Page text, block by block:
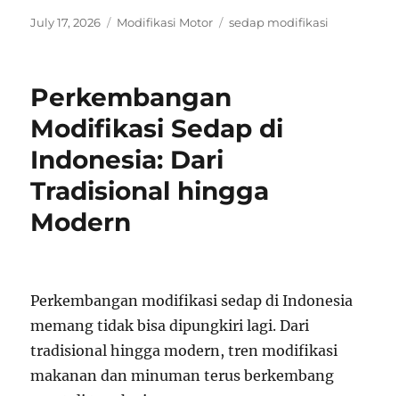
Posted
July 17, 2026 Categories
Modifikasi Motor Tags
sedap modifikasi
Perkembangan
Modifikasi Sedap di
Indonesia: Dari
Tradisional hingga
Modern
Perkembangan modifikasi sedap di Indonesia
memang tidak bisa dipungkiri lagi. Dari
tradisional hingga modern, tren modifikasi
makanan dan minuman terus berkembang